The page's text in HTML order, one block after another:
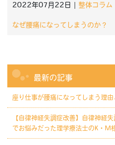
2022年07月22日 | 整体コラム
なぜ腰痛になってしまうのか？
最新の記事
座り仕事が腰痛になってしまう理
【自律神経失調症改善】自律神経
でお悩みだった理学療法士のK・M